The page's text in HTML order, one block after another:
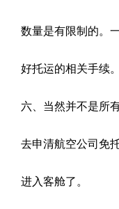
数量是有限制的。
好托运的相关手续。
六、当然并不是所
去申清航空公司免
进入客舱了。